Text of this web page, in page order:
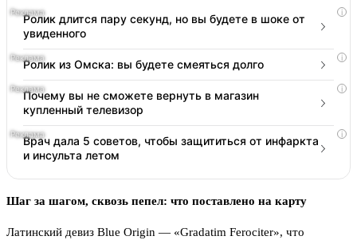
i
Ролик длится пару секунд, но вы будете в шоке от
увиденного
i
Ролик из Омска: вы будете смеяться долго
i
Почему вы не сможете вернуть в магазин
купленный телевизор
i
Врач дала 5 советов, чтобы защититься от инфаркта
и инсульта летом
Шаг за шагом, сквозь пепел: что поставлено на карту
Латинский девиз Blue Origin — «Gradatim Ferociter», что